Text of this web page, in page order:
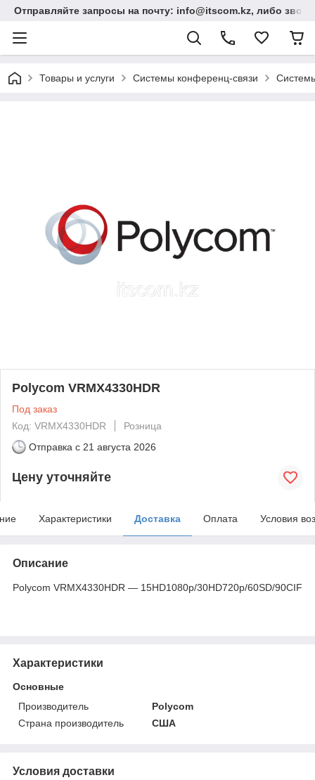
Отправляйте запросы на почту: info@itscom.kz, либо
Товары и услуги Системы конференц-связи
Polycom VRMX4330HDR
Под заказ
Код: VRMX4330HDR
Розница
Отправка с 21 августа 2026
Цену уточняйте
Характеристики Доставка Оплата Условия
Описание
Polycom VRMX4330HDR — 15HD1080p/30HD720p/60SD/90CIF
Характеристики
Основные
Производитель
Polycom
Страна производитель
США
Условия доставки